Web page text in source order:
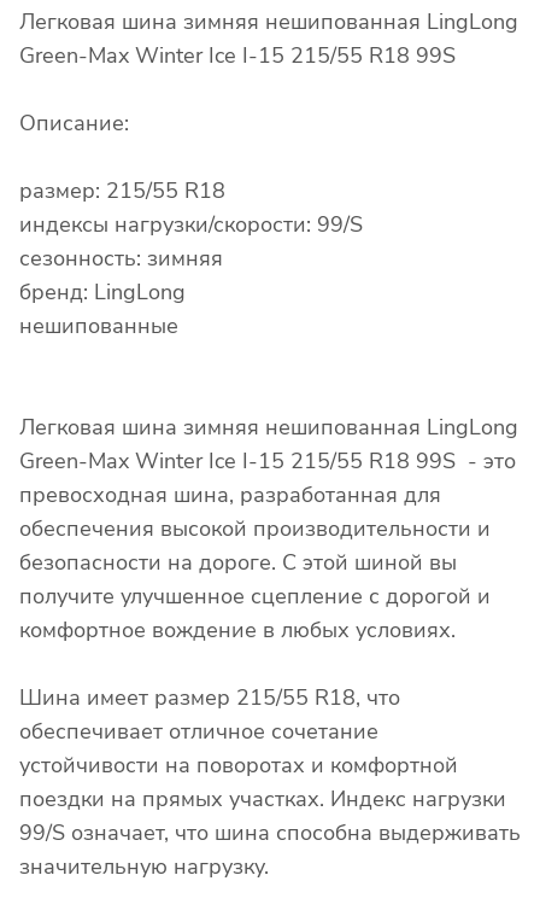
Легковая шина зимняя нешипованная LingLong
Green-Max Winter Ice I-15 215/55 R18 99S
Описание:
размер: 215/55 R18
индексы нагрузки/скорости: 99/S
сезонность: зимняя
бренд: LingLong
нешипованные
Легковая шина зимняя нешипованная LingLong
Green-Max Winter Ice I-15 215/55 R18 99S - это
превосходная шина, разработанная для
обеспечения высокой производительности и
безопасности на дороге. С этой шиной вы
получите улучшенное сцепление с дорогой и
комфортное вождение в любых условиях.
Шина имеет размер 215/55 R18, что
обеспечивает отличное сочетание
устойчивости на поворотах и комфортной
поездки на прямых участках. Индекс нагрузки
99/S означает, что шина способна выдерживать
значительную нагрузку.